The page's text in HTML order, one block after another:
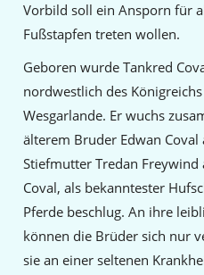
Vorbild soll ein Ansporn für
Fußstapfen treten wollen.
Geboren wurde Tankred
nordwestlich des
Wesgarlande. Er wuchs
älterem Bruder Edwan
Stiefmutter Tredan
Coval, als bekanntester
Pferde beschlug. An ihre
können die Brüder sich nur
sie an einer seltenen